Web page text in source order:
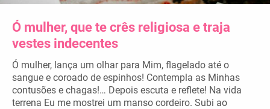
Ó mulher, que te crês religiosa e traja
vestes indecentes
Ó mulher, lança um olhar para Mim, flagelado até o
sangue e coroado de espinhos! Contempla as Minhas
contusões e chagas!… Depois escuta e reflete! Na vida
terrena Eu me mostrei um manso cordeiro. Subi ao